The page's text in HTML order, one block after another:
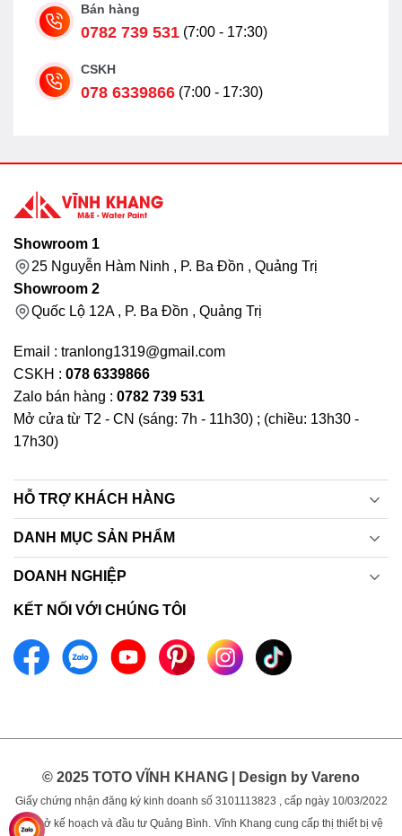
Bán hàng
0782 739 531 (7:00 - 17:30)
CSKH
078 6339866 (7:00 - 17:30)
Showroom 1
25 Nguyễn Hàm Ninh , P. Ba Đồn , Quảng Trị
Showroom 2
Quốc Lộ 12A , P. Ba Đồn , Quảng Trị
Email : tranlong1319@gmail.com
CSKH : 078 6339866
Zalo bán hàng : 0782 739 531
Mở cửa từ T2 - CN (sáng: 7h - 11h30) ; (chiều: 13h30 -
17h30)
HỖ TRỢ KHÁCH HÀNG
DANH MỤC SẢN PHẨM
DOANH NGHIỆP
KẾT NỐI VỚI CHÚNG TÔI
© 2025 TOTO VĨNH KHANG | Design by Vareno
Giấy chứng nhận đăng ký kinh doanh số 3101113823 , cấp ngày 10/03/2022
bởi sở kế hoạch và đầu tư Quảng Bình. Vĩnh Khang cung cấp thị thiết bị vệ